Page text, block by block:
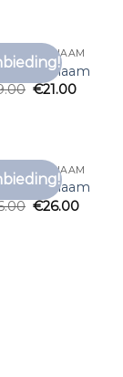
MET NAAM
met naam
€21.00
MET NAAM
met naam
€26.00